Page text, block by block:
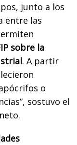
junto a los
entre las
sobre la
. A partir
o
sostuvo el